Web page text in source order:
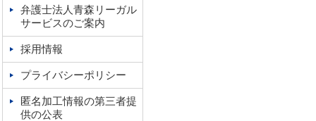
弁護士法人青森リーガル
サービスのご案内
採用情報
プライバシーポリシー
匿名加工情報の第三者提
供の公表